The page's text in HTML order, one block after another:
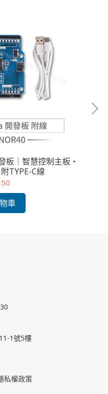
｜智慧控制主板・
TYPE-C線
車
1號5樓
私權政策